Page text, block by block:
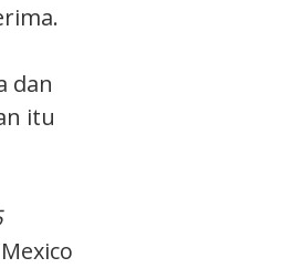
dan
itu